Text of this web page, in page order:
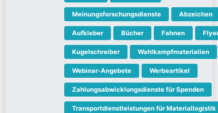
Meinungsforschungsdienste Abzeichen
Aufkleber Bücher Fahnen
Kugelschreiber Wahlkampfmaterialien
Webinar-Angebote Werbeartikel
Zahlungsabwicklungsdienste für Spenden
Transportdienstleistungen für Materiallogistik